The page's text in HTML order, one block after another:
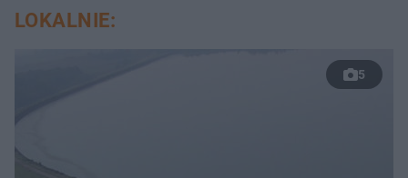
LOKALNIE:
5